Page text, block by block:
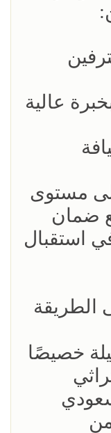
عالية
مستوى
ضمان
استقبال
الطريقة
خصيصًا